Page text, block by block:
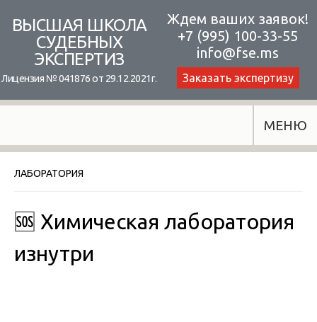
content
ВЫСШАЯ ШКОЛА
СУДЕБНЫХ
ЭКСПЕРТИЗ
Лицензия № 041876 от 29.12.2021г.
Ждем ваших заявок!
+7 (995) 100-33-55
info@fse.ms
Заказать экспертизу
МЕНЮ
ЛАБОРАТОРИЯ
🆘 Химическая лаборатория
изнутри